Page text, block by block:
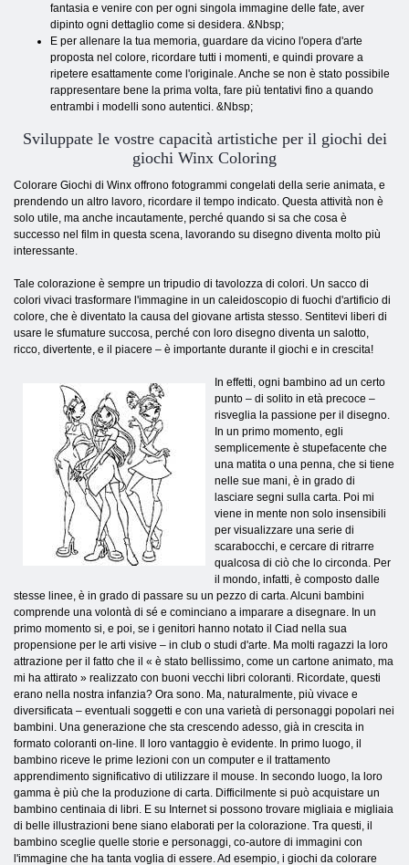
fantasia e venire con per ogni singola immagine delle fate, aver
dipinto ogni dettaglio come si desidera. &Nbsp;
E per allenare la tua memoria, guardare da vicino l'opera d'arte
proposta nel colore, ricordare tutti i momenti, e quindi provare a
ripetere esattamente come l'originale. Anche se non è stato possibile
rappresentare bene la prima volta, fare più tentativi fino a quando
entrambi i modelli sono autentici. &Nbsp;
Sviluppate le vostre capacità artistiche per il giochi dei
giochi Winx Coloring
Colorare Giochi di Winx offrono fotogrammi congelati della serie animata, e
prendendo un altro lavoro, ricordare il tempo indicato. Questa attività non è
solo utile, ma anche incautamente, perché quando si sa che cosa è
successo nel film in questa scena, lavorando su disegno diventa molto più
interessante.
Tale colorazione è sempre un tripudio di tavolozza di colori. Un sacco di
colori vivaci trasformare l'immagine in un caleidoscopio di fuochi d'artificio di
colore, che è diventato la causa del giovane artista stesso. Sentitevi liberi di
usare le sfumature succosa, perché con loro disegno diventa un salotto,
ricco, divertente, e il piacere – è importante durante il giochi e in crescita!
In effetti, ogni bambino ad un certo
punto – di solito in età precoce –
risveglia la passione per il disegno.
In un primo momento, egli
semplicemente è stupefacente che
una matita o una penna, che si tiene
nelle sue mani, è in grado di
lasciare segni sulla carta. Poi mi
viene in mente non solo insensibili
per visualizzare una serie di
scarabocchi, e cercare di ritrarre
qualcosa di ciò che lo circonda. Per
il mondo, infatti, è composto dalle
stesse linee, è in grado di passare su un pezzo di carta. Alcuni bambini
comprende una volontà di sé e cominciano a imparare a disegnare. In un
primo momento si, e poi, se i genitori hanno notato il Ciad nella sua
propensione per le arti visive – in club o studi d'arte. Ma molti ragazzi la loro
attrazione per il fatto che il « è stato bellissimo, come un cartone animato, ma
mi ha attirato » realizzato con buoni vecchi libri coloranti. Ricordate, questi
erano nella nostra infanzia? Ora sono. Ma, naturalmente, più vivace e
diversificata – eventuali soggetti e con una varietà di personaggi popolari nei
bambini. Una generazione che sta crescendo adesso, già in crescita in
formato coloranti on-line. Il loro vantaggio è evidente. In primo luogo, il
bambino riceve le prime lezioni con un computer e il trattamento
apprendimento significativo di utilizzare il mouse. In secondo luogo, la loro
gamma è più che la produzione di carta. Difficilmente si può acquistare un
bambino centinaia di libri. E su Internet si possono trovare migliaia e migliaia
di belle illustrazioni bene siano elaborati per la colorazione. Tra questi, il
bambino sceglie quelle storie e personaggi, co-autore di immagini con
l'immagine che ha tanta voglia di essere. Ad esempio, i giochi da colorare